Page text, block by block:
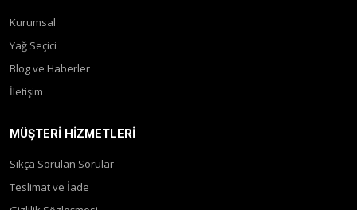
Kurumsal
Yağ Seçici
Blog ve Haberler
İletişim
MÜŞTERI HIZMETLERI
Sıkça Sorulan Sorular
Teslimat ve İade